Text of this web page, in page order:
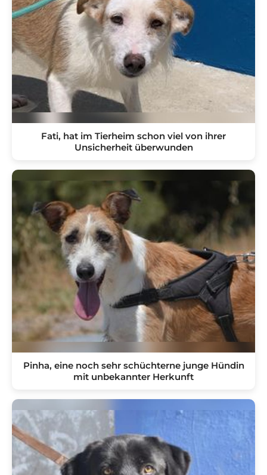
Fati, hat im Tierheim schon viel von ihrer
Unsicherheit überwunden
Pinha, eine noch sehr schüchterne junge Hündin
mit unbekannter Herkunft